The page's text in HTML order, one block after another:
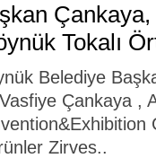
Tokalı
Belediye
Çankaya ,
Zirves..